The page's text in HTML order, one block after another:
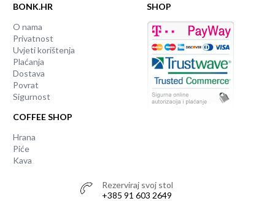
BONK.HR
O nama
Privatnost
Uvjeti korištenja
Plaćanja
Dostava
Povrat
Sigurnost
COFFEE SHOP
Hrana
Piće
Kava
SHOP
Rezerviraj svoj stol
+385 91 603 2649